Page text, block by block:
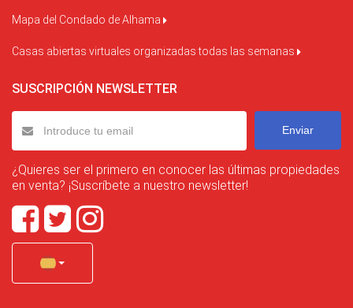
Mapa del Condado de Alhama
Casas abiertas virtuales organizadas todas las semanas
SUSCRIPCIÓN NEWSLETTER
Enviar
¿Quieres ser el primero en conocer las últimas propiedades
en venta? ¡Suscríbete a nuestro newsletter!